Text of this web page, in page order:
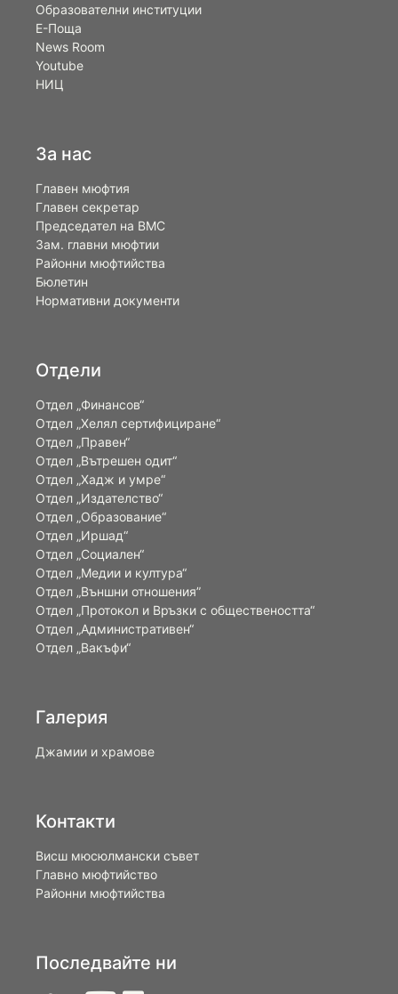
Образователни институции
Е-Поща
News Room
Youtube
НИЦ
За нас
Главен мюфтия
Главен секретар
Председател на ВМС
Зам. главни мюфтии
Районни мюфтийства
Бюлетин
Нормативни документи
Отдели
Отдел „Финансов“
Отдел „Хелял сертифициране“
Отдел „Правен“
Отдел „Вътрешен одит“
Отдел „Хадж и умре“
Отдел „Издателство“
Отдел „Образование“
Отдел „Иршад“
Отдел „Социален“
Отдел „Медии и култура“
Отдел „Външни отношения”
Oтдел „Протокол и Връзки с обществеността“
Отдел „Административен“
Отдел „Вакъфи“
Галерия
Джамии и храмове
Контакти
Висш мюсюлмански съвет
Главно мюфтийство
Районни мюфтийства
Последвайте ни